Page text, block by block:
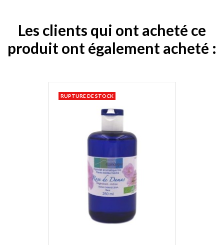
Les clients qui ont acheté ce
produit ont également acheté :
RUPTURE DE STOCK